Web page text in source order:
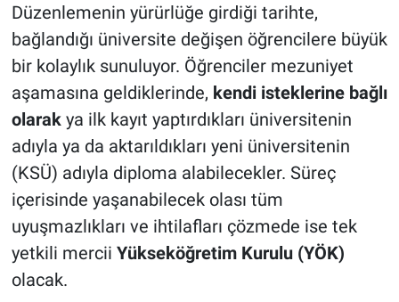
Düzenlemenin yürürlüğe girdiği tarihte,
bağlandığı üniversite değişen öğrencilere büyük
bir kolaylık sunuluyor. Öğrenciler mezuniyet
aşamasına geldiklerinde, kendi isteklerine bağlı
olarakya ilk kayıt yaptırdıkları üniversitenin
adıyla ya da aktarıldıkları yeni üniversitenin
(KSÜ) adıyla diploma alabilecekler. Süreç
içerisinde yaşanabilecek olası tüm
uyuşmazlıkları ve ihtilafları çözmede ise tek
yetkili mercii Yükseköğretim Kurulu (YÖK)
olacak.